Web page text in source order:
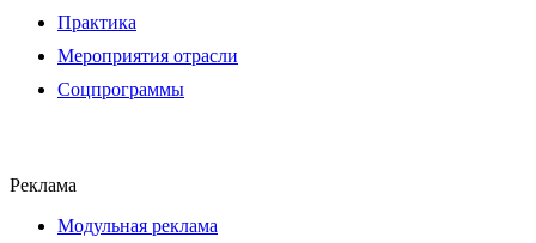
Практика
Мероприятия отрасли
Соцпрограммы
Реклама
Модульная реклама